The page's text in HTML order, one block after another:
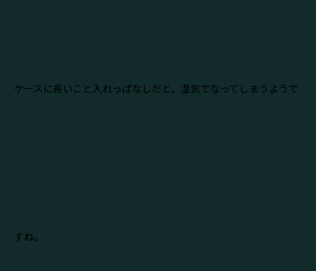
ケースに長いこと入れっぱなしだと、湿気でなってしまうようで
すね。